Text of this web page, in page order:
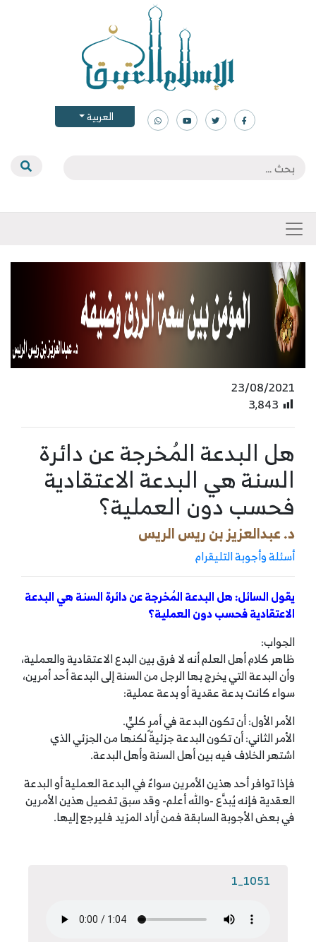
العربية
23/08/2021
3٬843
هل البدعة المُخرجة عن دائرة
السنة هي البدعة الاعتقادية
فحسب دون العملية؟
د. عبدالعزيز بن ريس الريس
أسئلة وأجوبة التليقرام
يقول السائل: هل البدعة المُخرجة عن دائرة السنة هي البدعة
الاعتقادية فحسب دون العملية؟
الجواب:
ظاهر كلام أهل العلم أنه لا فرق بين البدع الاعتقادية والعملية،
وأن البدعة التي يخرج بها الرجل من السنة إلى البدعة أحد أمرين،
سواء كانت بدعة عقدية أو بدعة عملية:
الأمر الأول: أن تكون البدعة في أمرٍ كليٍّ.
الأمر الثاني: أن تكون البدعة جزئيةً لكنها من الجزئي الذي
اشتهر الخلاف فيه بين أهل السنة وأهل البدعة.
فإذا توافر أحد هذين الأمرين سواءٌ في البدعة العملية أو البدعة
العقدية فإنه يُبدَّع -والله أعلم- وقد سبق تفصيل هذين الأمرين
في بعض الأجوبة السابقة فمن أراد المزيد فليرجع إليها.
1051_1